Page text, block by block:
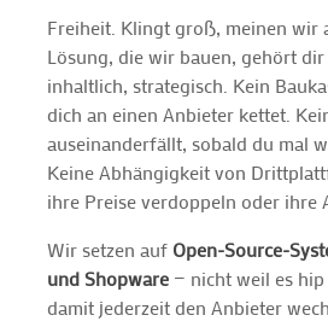
Freiheit. Klingt groß, meinen wir
Lösung, die wir bauen, gehört
inhaltlich, strategisch. Kein
dich an einen Anbieter kettet.
auseinanderfällt, sobald du mal
Keine Abhängigkeit von
ihre Preise verdoppeln oder ihre
Wir setzen auf Open-Source-
und Shopware — nicht weil es
damit jederzeit den Anbieter